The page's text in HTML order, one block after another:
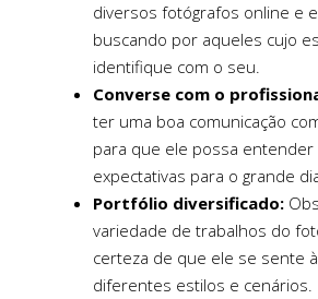
diversos fotógrafos online e
buscando por aqueles cujo
identifique com o seu.
Converse com o
ter uma boa comunicação
para que ele possa
expectativas para o grande
Portfólio diversificado:
variedade de trabalhos do
certeza de que ele se sente
diferentes estilos e cenários.